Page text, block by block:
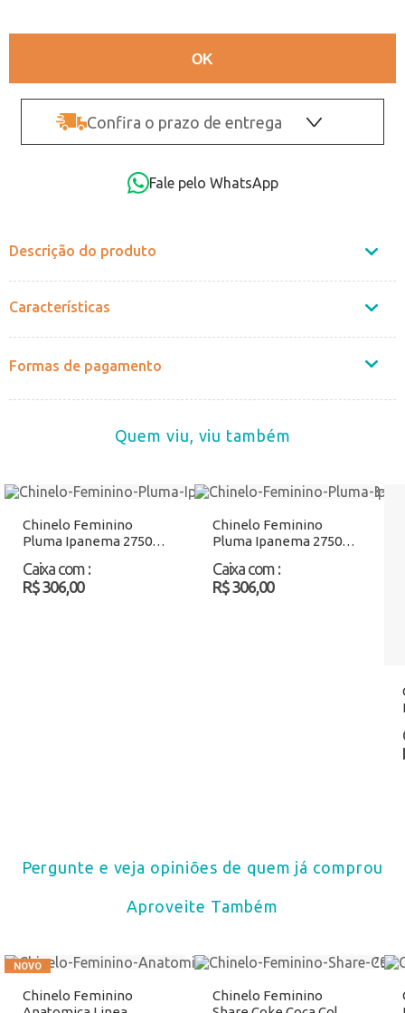
Confira o prazo de entrega
Fale pelo WhatsApp
Descrição do produto
Características
Formas de pagamento
Quem viu, viu também
Chinelo Feminino
Pluma Ipanema 27507
Caixa com :
R$ 306,00
Chinelo Feminino
Pluma Ipanema 27507
Caixa com :
R$ 306,00
Pergunte e veja opiniões de quem já comprou
Aproveite Também
Chinelo Feminino
Chinelo Feminino